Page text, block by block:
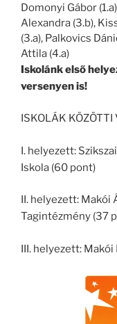
Domonyi Gábor
Alexandra (3.b),
(3.a), Palkovics
Attila (4.a)
Iskolánk első
versenyen is!
ISKOLÁK KÖZÖTTI
I. helyezett:
Iskola (60 pont)
II. helyezett: Makói
Tagintézmény (37
III. helyezett: